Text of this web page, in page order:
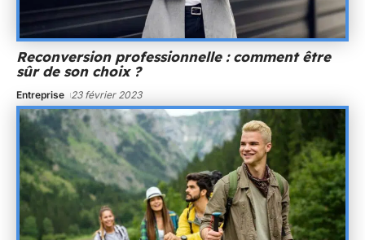
Reconversion professionnelle : comment être
sûr de son choix ?
Entreprise 23 février 2023